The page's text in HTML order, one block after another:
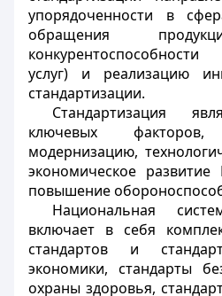
упорядоченности в
обращения
услуг) и реализацию
стандартизации.
Стандартизация
ключевых
модернизацию,
экономическое
повышение
Национальная
включает в себя
стандартов и
экономики, стандарты
охраны здоровья,